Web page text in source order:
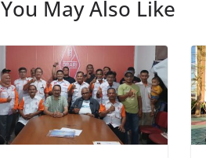
You May Also Like